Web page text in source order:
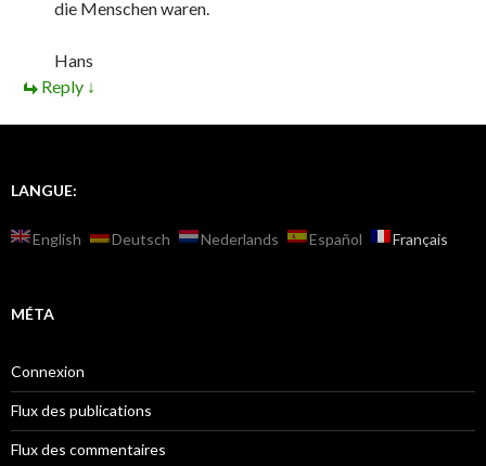
die Menschen waren.
Hans
Reply ↓
LANGUE:
English Deutsch Nederlands Español Français
MÉTA
Connexion
Flux des publications
Flux des commentaires